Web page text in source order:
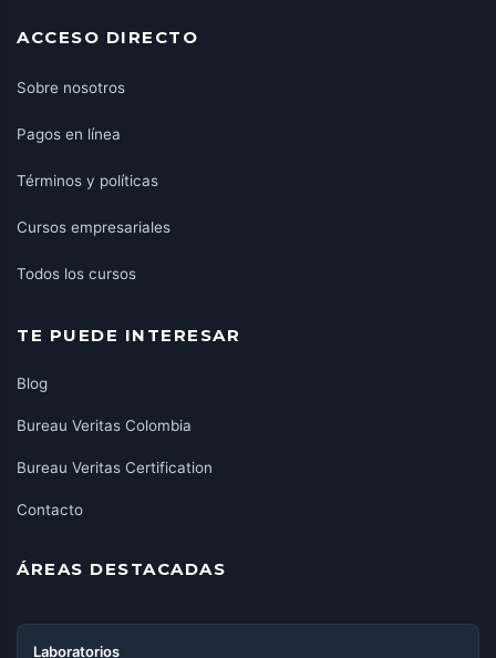
ACCESO DIRECTO
Sobre nosotros
Pagos en línea
Términos y políticas
Cursos empresariales
Todos los cursos
TE PUEDE INTERESAR
Blog
Bureau Veritas Colombia
Bureau Veritas Certification
Contacto
ÁREAS DESTACADAS
Laboratorios